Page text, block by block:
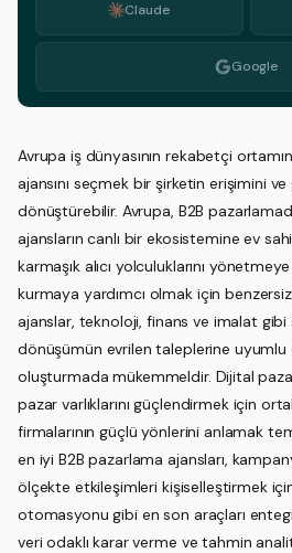
Claude
Google
Avrupa iş dünyasının rekabetçi
ajansını seçmek bir şirketin erişimini
dönüştürebilir. Avrupa, B2B
ajansların canlı bir ekosistemine ev
karmaşık alıcı yolculuklarını
kurmaya yardımcı olmak için
ajanslar, teknoloji, finans ve imalat
dönüşümün evrilen taleplerine
oluşturmada mükemmeldir. Dijital
pazar varlıklarını güçlendirmek için
firmalarının güçlü yönlerini anlamak
en iyi B2B pazarlama ajansları,
ölçekte etkileşimleri kişiselleştirmek
otomasyonu gibi en son araçları
veri odaklı karar verme ve tahmin